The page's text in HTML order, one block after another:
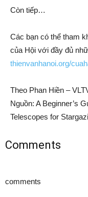
Còn tiếp…
Các bạn có thể tham
của Hội với đầy đủ
thienvanhanoi.org/
Theo Phan Hiền –
Nguồn: A Beginner’s
Telescopes for
Comments
comments